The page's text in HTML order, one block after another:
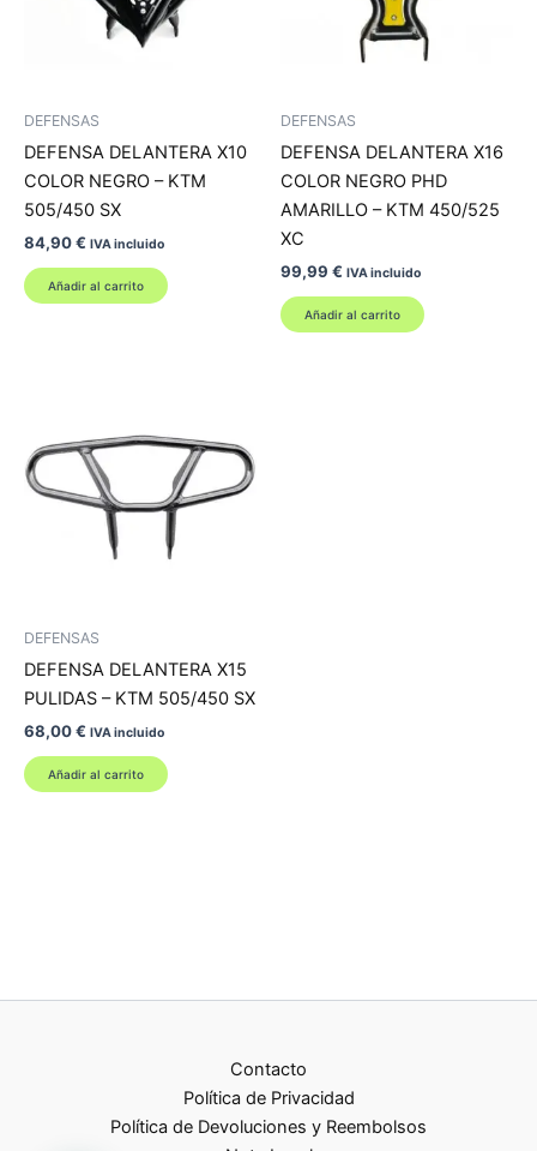
DEFENSAS
DEFENSA DELANTERA X10
COLOR NEGRO – KTM
505/450 SX
84,90€ IVA incluido
Añadir al carrito
DEFENSAS
DEFENSA DELANTERA X16
COLOR NEGRO PHD
AMARILLO – KTM 450/525
XC
99,99 € IVA incluido
Añadir al carrito
DEFENSAS
DEFENSA DELANTERA X15
PULIDAS – KTM 505/450 SX
68,00€ IVA incluido
Añadir al carrito
Contacto
Política de Privacidad
Política de Devoluciones y Reembolsos